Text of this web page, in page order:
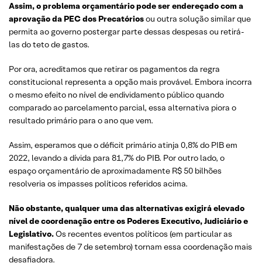
Assim, o problema orçamentário pode ser endereçado com a
aprovação da PEC dos Precatóriosou outra solução similar que
permita ao governo postergar parte dessas despesas ou retirá-
las do teto de gastos.
Por ora, acreditamos que retirar os pagamentos da regra
constitucional representa a opção mais provável. Embora incorra
o mesmo efeito no nível de endividamento público quando
comparado ao parcelamento parcial, essa alternativa piora o
resultado primário para o ano que vem.
Assim, esperamos que o déficit primário atinja 0,8% do PIB em
2022, levando a dívida para 81,7% do PIB. Por outro lado, o
espaço orçamentário de aproximadamente R$ 50 bilhões
resolveria os impasses políticos referidos acima.
Não obstante, qualquer uma das alternativas exigirá elevado
nível de coordenação entre os Poderes Executivo, Judiciário e
Legislativo.Os recentes eventos políticos (em particular as
manifestações de 7 de setembro) tornam essa coordenação mais
desafiadora.